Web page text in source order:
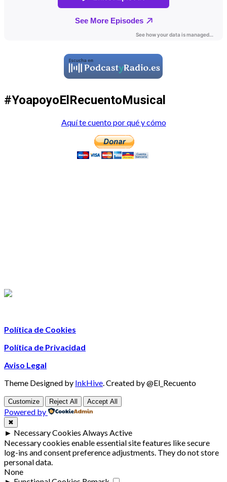
#YoapoyoElRecuentoMusical
Aquí te cuento por qué y cómo
Política de Cookies
Política de Privacidad
Aviso Legal
Theme Designed by InkHive.Created by @El_Recuento
Customize Reject All Accept All
Powered by
✖
► Necessary Cookies Always Active
Necessary cookies enable essential site features like secure
log-ins and consent preference adjustments. They do not store
personal data.
None